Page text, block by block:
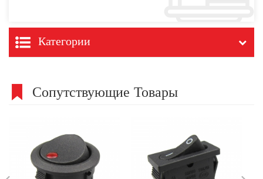
Категории
Сопутствующие Товары